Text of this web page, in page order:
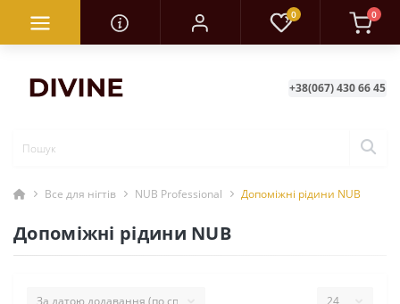
0 0
+38(067) 430 66 45
Все для нігтів NUB Professional Допоміжні рідини NUB
Допоміжні рідини NUB